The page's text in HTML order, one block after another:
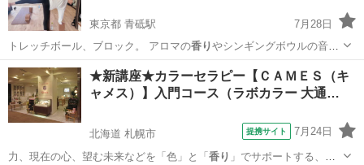
東京都 青砥駅
7月28日
トレッチボール、ブロック。 アロマの香りやシンギングボウルの音に
包まれる癒しの…
東京 葛飾区 青砥駅 スタジオ
★新講座★カラーセラピー【ＣＡＭＥＳ（キ
ャメス）】入門コース（ラボカラー 大通…
北海道 札幌市 提携サイト 7月24日
力、現在の心、望む未来などを「色」と「 香り 」でサポートする、人